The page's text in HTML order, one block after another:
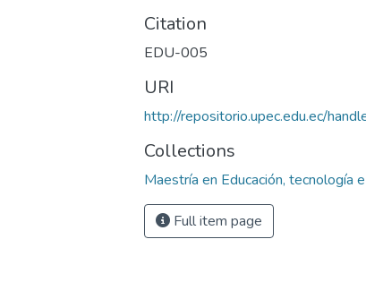
Citation
EDU-005
URI
http://repositorio.upec.edu.ec/
Collections
Maestría en Educación, tecnología
Full item page